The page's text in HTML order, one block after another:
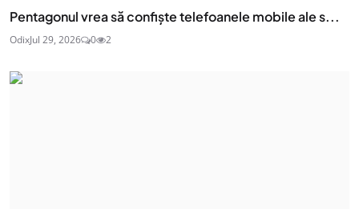
Pentagonul vrea să confiște telefoanele mobile ale s...
OdixJul 29, 2026 0 2